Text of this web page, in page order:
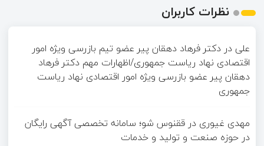
نظرات کاربران
علیدر دکتر فرهاد دهقان پیر عضو تيم بازرسی ويژه امور
اقتصادی نهاد رياست جمهوری/اظهارات مهم دکتر فرهاد
دهقان پیر عضو بازرسی ویژه امور اقتصادی نهاد ریاست
جمهوری
مهدی غیوری در ققنوس شو؛ سامانه تخصصی آگهی رایگان
در حوزه صنعت و تولید و خدمات